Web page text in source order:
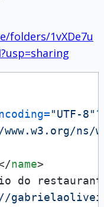
folders/1vXDe7u
"UTF-8"
ns/
name>
do